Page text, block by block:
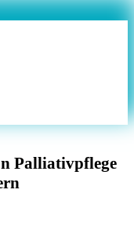
Palliativpflege